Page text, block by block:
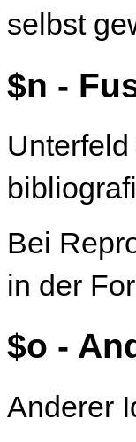
selbst
$n -
Bei
in der
$o -
Anderer